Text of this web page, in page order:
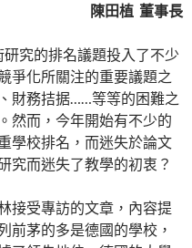
陳田植 董事長
究的排名議題投入了不少
爭化所關注的重要議題之
財務拮据……等等的困難之
然而，今年開始有不少的
學校排名，而迷失於論文
究而迷失了教學的初衷？
接受專訪的文章，內容提
前茅的多是德國的學校，